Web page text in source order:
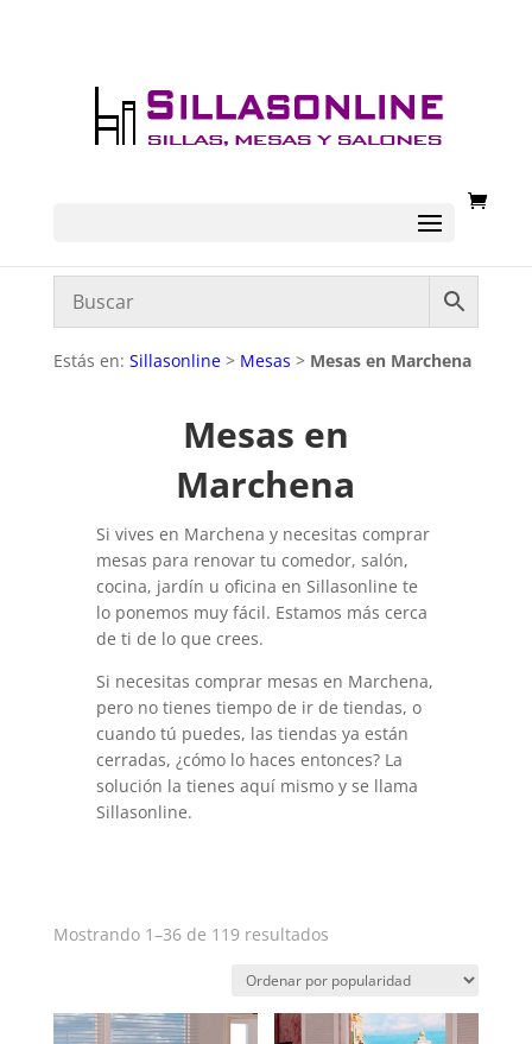
Estás en: Sillasonline> Mesas > Mesas en Marchena
Mesas en
Marchena
Si vives en Marchena y necesitas comprar
mesas para renovar tu comedor, salón,
cocina, jardín u oficina en Sillasonline te
lo ponemos muy fácil. Estamos más cerca
de ti de lo que crees.
Si necesitas comprar mesas en Marchena,
pero no tienes tiempo de ir de tiendas, o
cuando tú puedes, las tiendas ya están
cerradas, ¿cómo lo haces entonces? La
solución la tienes aquí mismo y se llama
Sillasonline.
Mostrando 1–36 de 119 resultadosOrdenado
popularidad